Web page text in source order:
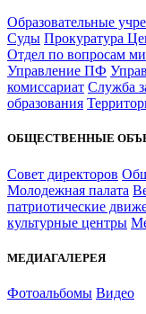
Образовательные
Суды Прокуратура
Отдел по вопросам
Управление ПФ
комиссариат Служба
образования
ОБЩЕСТВЕННЫЕ
Совет директоров
Молодежная палата
патриотические
культурные центры
МЕДИАГАЛЕРЕЯ
Фотоальбомы Видео